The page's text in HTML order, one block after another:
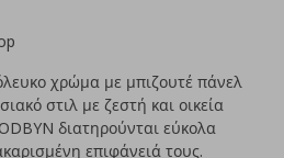
χρώμα με μπιζουτέ πάνελ
στιλ με ζεστή και οικεία
διατηρούνται εύκολα
επιφάνειά τους.